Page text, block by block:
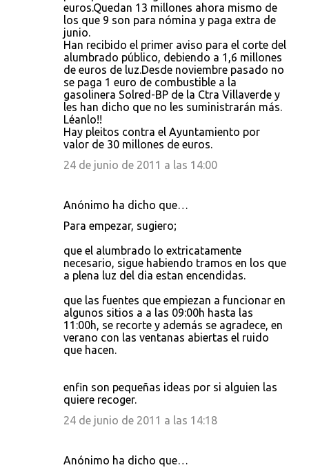
euros.Quedan 13 millones ahora mismo de
los que 9 son para nómina y paga extra de
junio.
Han recibido el primer aviso para el corte del
alumbrado público, debiendo a 1,6 millones
de euros de luz.Desde noviembre pasado no
se paga 1 euro de combustible a la
gasolinera Solred-BP de la Ctra Villaverde y
les han dicho que no les suministrarán más.
Léanlo!!
Hay pleitos contra el Ayuntamiento por
valor de 30 millones de euros.
24 de junio de 2011 a las 14:00
Anónimo ha dicho que…
Para empezar, sugiero;
que el alumbrado lo extricatamente
necesario, sigue habiendo tramos en los que
a plena luz del dia estan encendidas.
que las fuentes que empiezan a funcionar en
algunos sitios a a las 09:00h hasta las
11:00h, se recorte y además se agradece, en
verano con las ventanas abiertas el ruido
que hacen.
enfin son pequeñas ideas por si alguien las
quiere recoger.
24 de junio de 2011 a las 14:18
Anónimo ha dicho que…